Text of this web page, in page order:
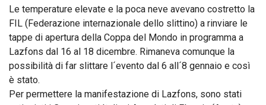
Le temperature elevate e la poca neve avevano costretto la
FIL (Federazione internazionale dello slittino) a rinviare le
tappe di apertura della Coppa del Mondo in programma a
Lazfons dal 16 al 18 dicembre. Rimaneva comunque la
possibilità di far slittare l´evento dal 6 all´8 gennaio e così
è stato.
Per permettere la manifestazione di Lazfons, sono stati